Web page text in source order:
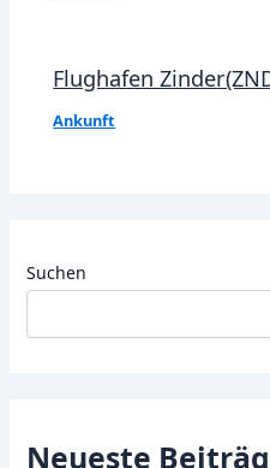
Flughafen
Ankunft
Suchen
Neueste